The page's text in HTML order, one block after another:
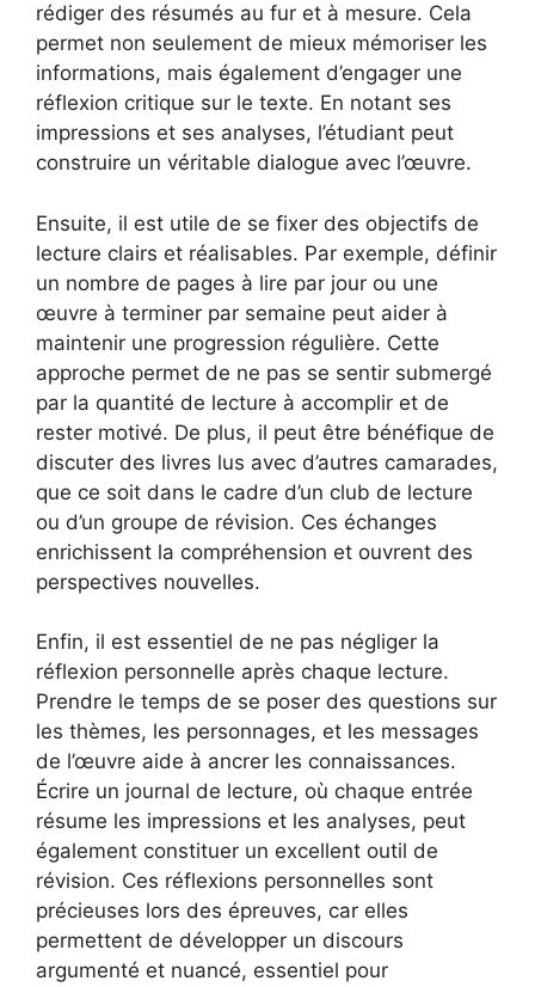
rédiger des résumés au fur et à mesure. Cela
permet non seulement de mieux mémoriser les
informations, mais également d’engager une
réflexion critique sur le texte. En notant ses
impressions et ses analyses, l’étudiant peut
construire un véritable dialogue avec l’œuvre.
Ensuite, il est utile de se fixer des objectifs de
lecture clairs et réalisables. Par exemple, définir
un nombre de pages à lire par jour ou une
œuvre à terminer par semaine peut aider à
maintenir une progression régulière. Cette
approche permet de ne pas se sentir submergé
par la quantité de lecture à accomplir et de
rester motivé. De plus, il peut être bénéfique de
discuter des livres lus avec d’autres camarades,
que ce soit dans le cadre d’un club de lecture
ou d’un groupe de révision. Ces échanges
enrichissent la compréhension et ouvrent des
perspectives nouvelles.
Enfin, il est essentiel de ne pas négliger la
réflexion personnelle après chaque lecture.
Prendre le temps de se poser des questions sur
les thèmes, les personnages, et les messages
de l’œuvre aide à ancrer les connaissances.
Écrire un journal de lecture, où chaque entrée
résume les impressions et les analyses, peut
également constituer un excellent outil de
révision. Ces réflexions personnelles sont
précieuses lors des épreuves, car elles
permettent de développer un discours
argumenté et nuancé, essentiel pour